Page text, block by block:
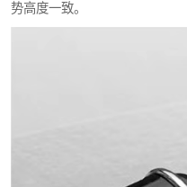
势高度一致。